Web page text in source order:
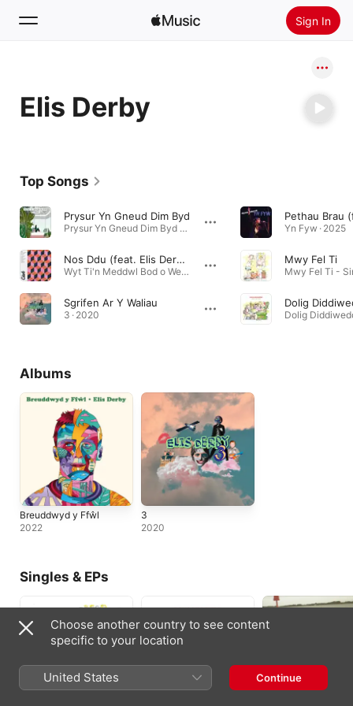
Sign In
Home
Radio
Elis Derby
Top Songs
Prysur Yn Gneud Dim Byd
Prysur Yn Gneud Dim Byd - Single · 2018
Nos Ddu (feat. Elis Derby)
Wyt Ti'n Meddwl Bod o Wedi Darfod? · 2021
Sgrifen Ar Y Waliau
3 · 2020
Yn Fyw · 2025
Mwy Fel Ti
Mwy Fel Ti -
Dolig
Albums
Breuddwyd y Ffŵl
2022
3
2020
Singles & EPs
Choose another country to see content
specific to your location
United States Continue